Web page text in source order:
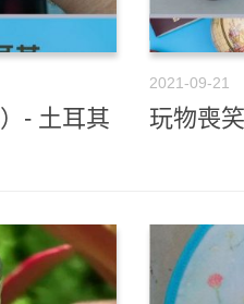
- 土耳其
2021-09-21
玩物喪